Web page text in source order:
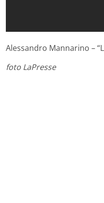
Alessandro Mannarino –
foto LaPresse